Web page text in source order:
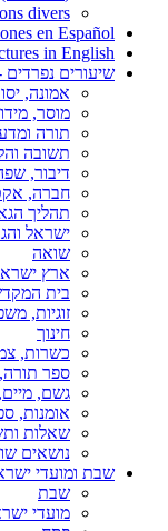
divers
en Español
in English
שיעורים נפרדים
אמונה,
מוסר,
תורה
תשובה
דיבור,
חברה,
תהליך
ישראל
שואה
ארץ
בית
זוגיות,
חינוך
כשרות,
ספר תורה,
גשם,
אומנות,
שאלות
נושאים
שבת ומועדי
שבת
מועדי